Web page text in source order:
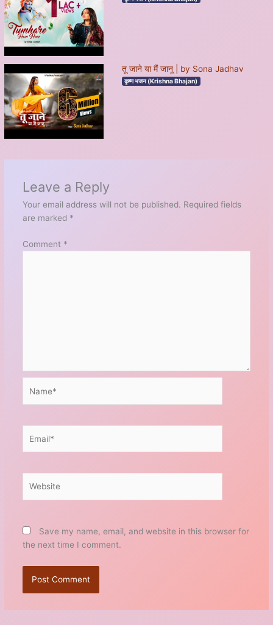
तू जाने या मैं जानू | by Sona Jadhav
कृष्ण भजन (Krishna Bhajan)
Leave a Reply
Your email address will not be published. Required fields
are marked *
Comment *
Save my name, email, and website in this browser for
the next time I comment.